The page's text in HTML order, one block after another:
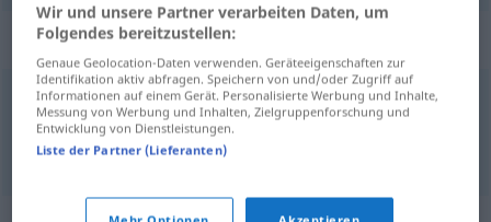
Beispielsätze für "proverbial"
fraseproverbial
sprichwörtlicheRedensartf
Wir und unsere Partner verarbeiten Daten, um
Folgendes bereitzustellen:
Genaue Geolocation-Daten verwenden. Geräteeigenschaften zur
Identifikation aktiv abfragen. Speichern von und/oder Zugriff auf
Informationen auf einem Gerät. Personalisierte Werbung und Inhalte,
Messung von Werbung und Inhalten, Zielgruppenforschung und
Entwicklung von Dienstleistungen.
Liste der Partner (Lieferanten)